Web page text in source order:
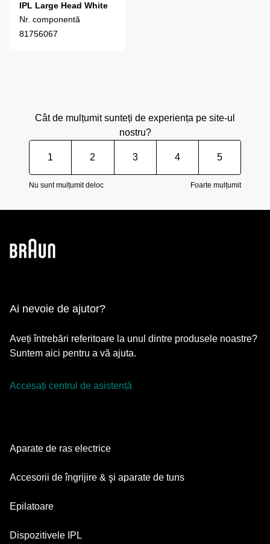
IPL Large Head White
Nr. componentă
81756067
Cât de mulțumit sunteți de experiența pe site-ul
nostru?
1 2 3 4 5
Nu sunt mulțumit deloc Foarte mulțumit
Ai nevoie de ajutor?
Aveți întrebări referitoare la unul dintre produsele noastre?
Suntem aici pentru a vă ajuta.
Accesați centrul de asistență
Aparate de ras electrice
Series 9 Pro
Series 3
Accesorii de îngrijire & şi aparate de tuns
Aparate de tuns barba
Epilatoare
Silk·épil SkinSpa
Dispozitivele IPL